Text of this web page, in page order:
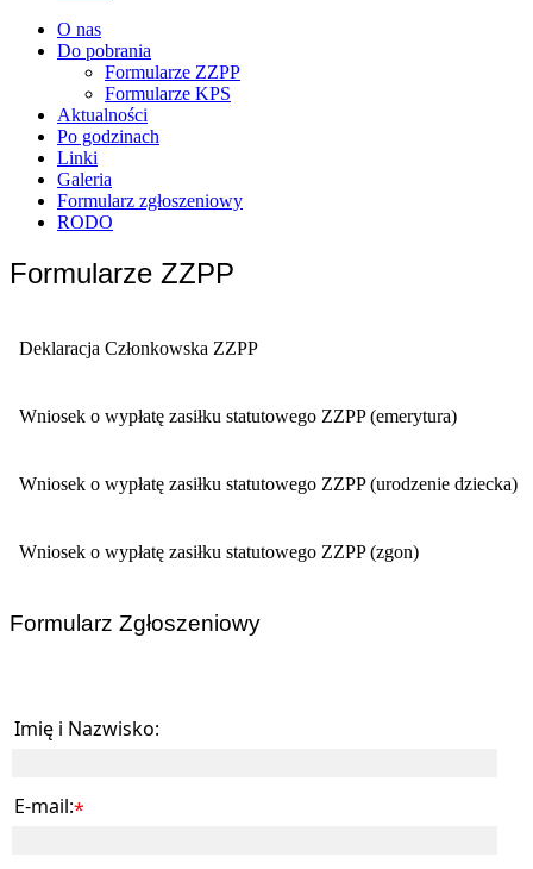
O nas
Do pobrania
Formularze ZZPP
Formularze KPS
Aktualności
Po godzinach
Linki
Galeria
Formularz zgłoszeniowy
RODO
Formularze ZZPP
Deklaracja Członkowska ZZPP
Wniosek o wypłatę zasiłku statutowego ZZPP (emerytura)
Wniosek o wypłatę zasiłku statutowego ZZPP (urodzenie dziecka)
Wniosek o wypłatę zasiłku statutowego ZZPP (zgon)
Formularz Zgłoszeniowy
Imię i Nazwisko:
E-mail:*